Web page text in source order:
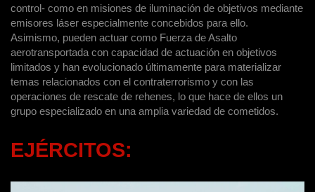
control- como en misiones de iluminación de objetivos mediante
emisores láser especialmente concebidos para ello.
Asimismo, pueden actuar como Fuerza de Asalto
aerotransportada con capacidad de actuación en objetivos
limitados y han evolucionado últimamente para materializar
temas relacionados con el contraterrorismo y con las
operaciones de rescate de rehenes, lo que hace de ellos un
grupo especializado en una amplia variedad de cometidos.
EJÉRCITOS: